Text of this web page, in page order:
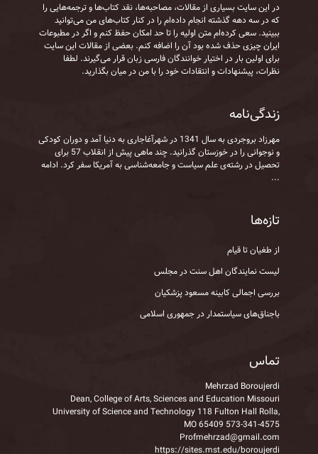
در این سایت بسیاری از مقالات، مصاحبه‌ها، نقد کتاب‌ها و ترجمه‌هایی را
که در سه دهه گذشته انجام داده‌ام را در کنار کتاب‌های من می‌توانید
ببینید. سعی کرده‌ام متن اولیه را تا حد امکان حفظ کنم و اگر در مطبوعات
ایران چیزی حذف شده بود آن را اضافه کنم. بعضی از مقالات این سایت
برای اولین بار در اختیار خوانندگان فارسی زبان قرار می‌گیرند. لطفا
نظرات، پیشنهادات و انتقادات خود را با من در میان بگذارید.
زندگی‌نامه
مهرزاد بروجردی به‌ سال 1341 در شهرآغاجاری به‌ دنیا آمد و دوران کودکی
و نوجوانی را در خوزستان گذرانید. چند ماهی پیش از انقلاب 57 برای
تحصیل در رشته‌ی علم سیاست و جامعه‌شناسی به آمریکا سفر کرد. ادامه
...
تازه‌ها
از طغیان تا قیام
لیست نمایندگان اهل سنت در مجلس
بررسی اجمالی کابینه مسعود پزشکیان
باجناق‌های سیاستمدار در جمهوری اسلامی
تماس
Mehrzad Boroujerdi
Dean, College of Arts, Sciences and Education Missouri
University of Science and Technology 118 Fulton Hall Rolla,
MO 65409 573-341-4575
Profmehrzad@gmail.com
https://sites.mst.edu/boroujerdi